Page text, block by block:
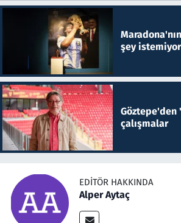
şey
çalışmalar
EDITÖR HAKKINDA
Alper Aytaç